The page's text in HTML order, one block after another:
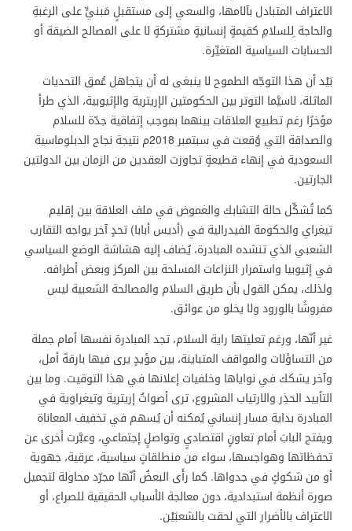
الاعتراف المتبادل بآلامها، والسعي إلى مستقبلٍ مَبنيٍّ على الرغبةِ
والحاجة ِللسلامِ كقيمةٍ إنسانيةٍ مشتركةٍ لا على المصالح الضيقة أو
الحسابات السياسية المتغيِّرة.
بَيْد أن هذا التوجّه الطموح لا ينبغى له أن يتجاهل عُمق التحديات
الماثلة، لاسيَّما التوتر بين الحكومتين الإريترية والإثيوبية، الذي طرأ
مؤخرًا رغم تطبيع العلاقات بينهما بموجب إتفاقية جدّة للسلام
والصداقة التي وُقعت في سبتمبر 2018م نتيجة نجاح الدبلوماسية
السعودية في إنهاء قطيعةٍ تجاوزت العقدين من الزمان بين الدولتين
الجارتين.
كما تُشكِّل حالة التشابك والغموض في ملف العلاقة بين إقليم
تيغراي والحكومة الفيدرالية في (أديس أبابا) تحدٍ آخر يواجه التقارب
الشعبي الذي تنشده المبادرة، يُضاف إليه هشاشة الوضع السياسي
في إثيوبيا واستمرار النزاعات المسلحة بين المركز وبعض أطرافه.
ولذلك، يمكن القول بأن طريق السلام والمصالحة الشعبية ليس
مفروشًا بالورود ولا يخلو من عوائق.
غير أنّها، ورغم تعليتها راية السلام، تجد المبادرة نفسها أمام جملة
من التساؤلات والمواقف المتباينة، بين مؤيدٍ يرى فيها بارقةَ أمل،
وآخر يشكك في نواياها وخلفيات إعلانها في هذا التوقيت. وما بين
التأييد الحذِر والارتياب المشروع، ترى أصواتٌ إريترية وتيغراوية في
المبادرة بداية مسار إنساني يُمكنه أن يُسهم في تخفيف المعاناة
ويفتح البابَ أمام تعاونٍ اقتصاديٍ وتواصلٍ إجتماعي، وعبَّرت أخرى عن
تحفظاتها وهواجسها، سواء من منطلقاتٍ سياسية، عرقية، جهوية
أو من شكوكٍ في جدواها. كما رأَى البعضُ أنّها مجرّد محاولة لتجميل
صورة أنظمة استبدادية، دون معالجة الأسباب الحقيقية للصراع، أو
الاعتراف بالأضرار التي لحقت بالشعبَيْن.